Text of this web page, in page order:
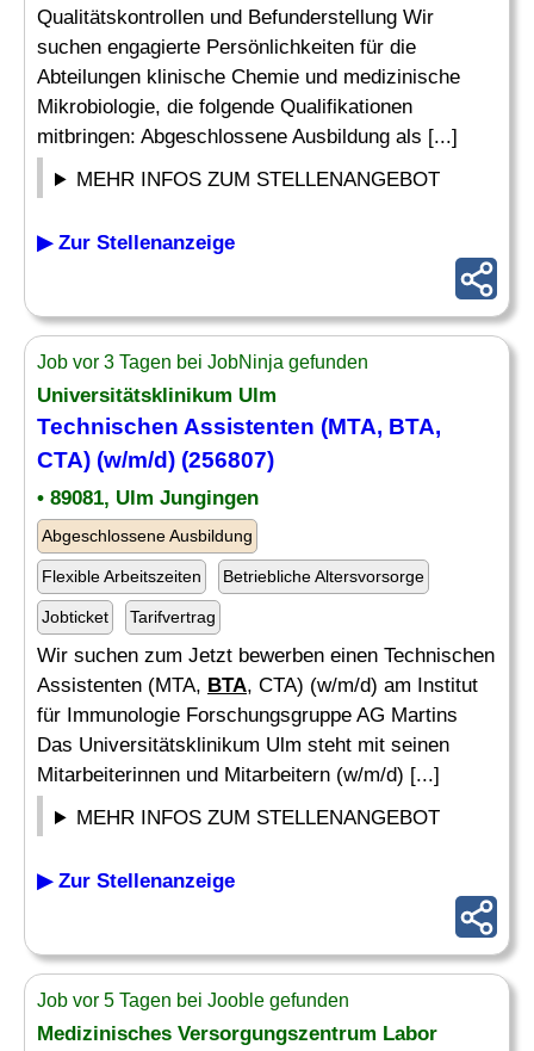
Qualitätskontrollen und Befunderstellung Wir
suchen engagierte Persönlichkeiten für die
Abteilungen klinische Chemie und medizinische
Mikrobiologie, die folgende Qualifikationen
mitbringen: Abgeschlossene Ausbildung als [...]
MEHR INFOS ZUM STELLENANGEBOT
▶ Zur Stellenanzeige
Job vor 3 Tagen bei JobNinja gefunden
Universitätsklinikum Ulm
Technischen Assistenten (MTA, BTA,
CTA) (w/m/d) (256807)
• 89081, Ulm Jungingen
Abgeschlossene Ausbildung
Flexible Arbeitszeiten Betriebliche Altersvorsorge
Jobticket Tarifvertrag
Wir suchen zum Jetzt bewerben einen Technischen
Assistenten (MTA, BTA, CTA) (w/m/d) am Institut
für Immunologie Forschungsgruppe AG Martins
Das Universitätsklinikum Ulm steht mit seinen
Mitarbeiterinnen und Mitarbeitern (w/m/d) [...]
MEHR INFOS ZUM STELLENANGEBOT
▶ Zur Stellenanzeige
Job vor 5 Tagen bei Jooble gefunden
Medizinisches Versorgungszentrum Labor